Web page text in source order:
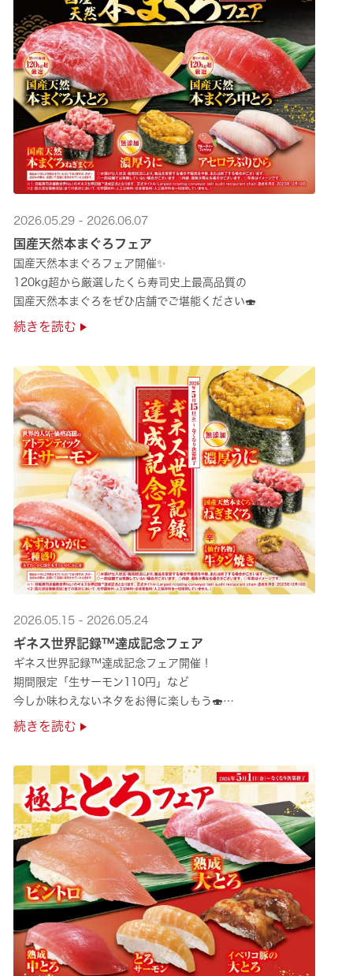
2026.05.29 - 2026.06.07
国産天然本まぐろフェア
国産天然本まぐろフェア開催✨
120kg超から厳選したくら寿司史上最高品質の
国産天然本まぐろをぜひ店舗でご堪能ください🍣
続きを読む
2026.05.15 - 2026.05.24
ギネス世界記録™達成記念フェア
ギネス世界記録™達成記念フェア開催！
期間限定「生サーモン110円」など
今しか味わえないネタをお得に楽しもう🍣
是非お越しください✨
続きを読む